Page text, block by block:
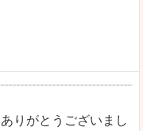
りがとうございまし